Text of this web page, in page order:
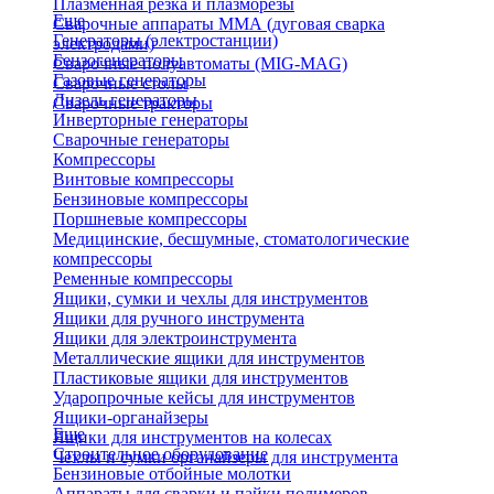
Плазменная резка и плазморезы
Сварочные аппараты ММА (дуговая сварка
электродами)
Сварочные полуавтоматы (MIG-MAG)
Сварочные столы
Сварочные тракторы
Еще
Генераторы (электростанции)
Бензогенераторы
Газовые генераторы
Дизель генераторы
Инверторные генераторы
Сварочные генераторы
Компрессоры
Винтовые компрессоры
Бензиновые компрессоры
Поршневые компрессоры
Медицинские, бесшумные, стоматологические
компрессоры
Ременные компрессоры
Ящики, сумки и чехлы для инструментов
Ящики для ручного инструмента
Ящики для электроинструмента
Металлические ящики для инструментов
Пластиковые ящики для инструментов
Ударопрочные кейсы для инструментов
Ящики-органайзеры
Ящики для инструментов на колесах
Чехлы и сумки органайзеры для инструмента
Еще
Строительное оборудование
Бензиновые отбойные молотки